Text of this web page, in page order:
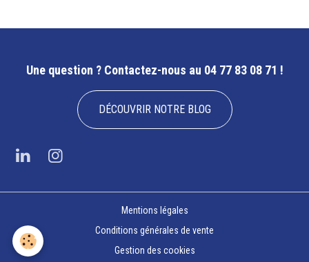
Une question ? Contactez-nous au 04 77 83 08 71 !
DÉCOUVRIR NOTRE BLOG
Mentions légales
Conditions générales de vente
Gestion des cookies